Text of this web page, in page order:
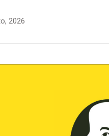
2026